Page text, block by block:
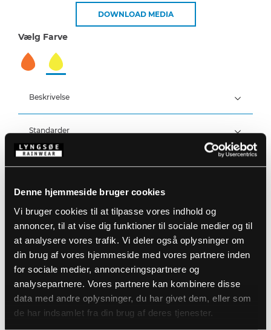
Denne hjemmeside bruger cookies
Vi bruger cookies til at tilpasse vores indhold og
annoncer, til at vise dig funktioner til sociale medier og til
at analysere vores trafik. Vi deler også oplysninger om
din brug af vores hjemmeside med vores partnere inden
for sociale medier, annonceringspartnere og
analysepartnere. Vores partnere kan kombinere disse
data med andre oplysninger, du har givet dem, eller som
de har indsamlet fra din brug af deres tjenester.
DOWNLOAD MEDIA
Vælg Farve
Beskrivelse
190T Polyester/PVC, 200 g/m²
(Vandafvisende behandling med C0-finish, 100%
PFAS-fri)
Vandtæthed: ≥8.000 MM
Standarder
Skjult lynlås med trykknaplukning
Ventilation i ryggen og under armene
To frontlommer
Justering for neden med snøre
Justerbar bund med elastiske snøre
Elastiske ærmer
Elastik i taljen
To stiklommer
Trykknapjustering ved ankler
Pakket i praktisk pose
Produktdata
Varenummer: LR60552-53
DB-nummer: 1809919
EAN: 5708217030012
Størrelsesguide
Vaskeanvisninger
Plejeinstruktioner: